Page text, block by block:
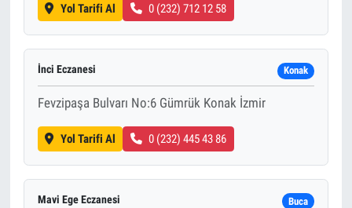
Yol Tarifi Al 0 (232) 712 12 58
İnci Eczanesi Konak
Fevzipaşa Bulvarı No:6 Gümrük Konak İzmir
Yol Tarifi Al 0 (232) 445 43 86
Mavi Ege Eczanesi Buca